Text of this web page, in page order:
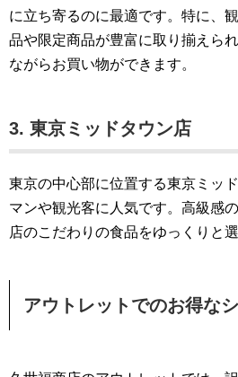
に立ち寄るのに最適です。特に、
品や限定商品が豊富に取り揃えら
ながらお買い物ができます。
3. 東京ミッドタウン店
東京の中心部に位置する東京ミッ
マンや観光客に人気です。高級感
店のこだわりの食品をゆっくりと
アウトレットでのお得な